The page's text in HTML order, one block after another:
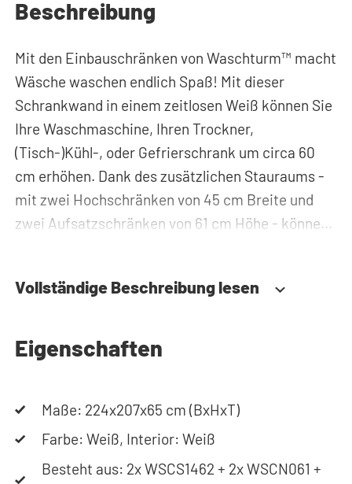
Beschreibung
Mit den Einbauschränken von Waschturm™ macht
Wäsche waschen endlich Spaß! Mit dieser
Schrankwand in einem zeitlosen Weiß können Sie
Ihre Waschmaschine, Ihren Trockner,
(Tisch-)Kühl-, oder Gefrierschrank um circa 60
cm erhöhen. Dank des zusätzlichen Stauraums -
mit zwei Hochschränken von 45 cm Breite und
zwei Aufsatzschränken von 61 cm Höhe - können
griffbereit. Zudem werden alle Rohre und
Somit sorgt der Waschmaschinenschrank für
einen aufgeräumten Hauswirtschaftsraum.
Durch die spezielle Konstruktion des Gehäuses
werden Vibrationen von Waschmaschine und
Trockner absorbiert. Des Weiteren ist der
Vollständige Beschreibung lesen
Eigenschaften
Maße: 224x207x65 cm (BxHxT)
Farbe: Weiß, Interior: Weiß
Besteht aus: 2x WSCS1462 + 2x WSCN061 +